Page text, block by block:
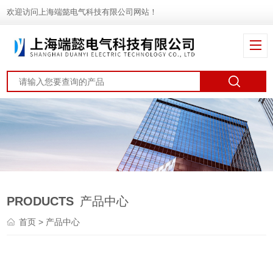
欢迎访问上海端懿电气科技有限公司网站！
PRODUCTS 产品中心
首页> 产品中心